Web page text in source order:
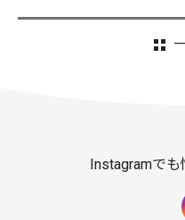
Instagramで